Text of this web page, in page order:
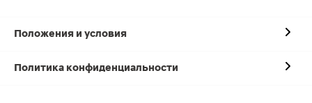
Положения и условия
Политика конфиденциальности